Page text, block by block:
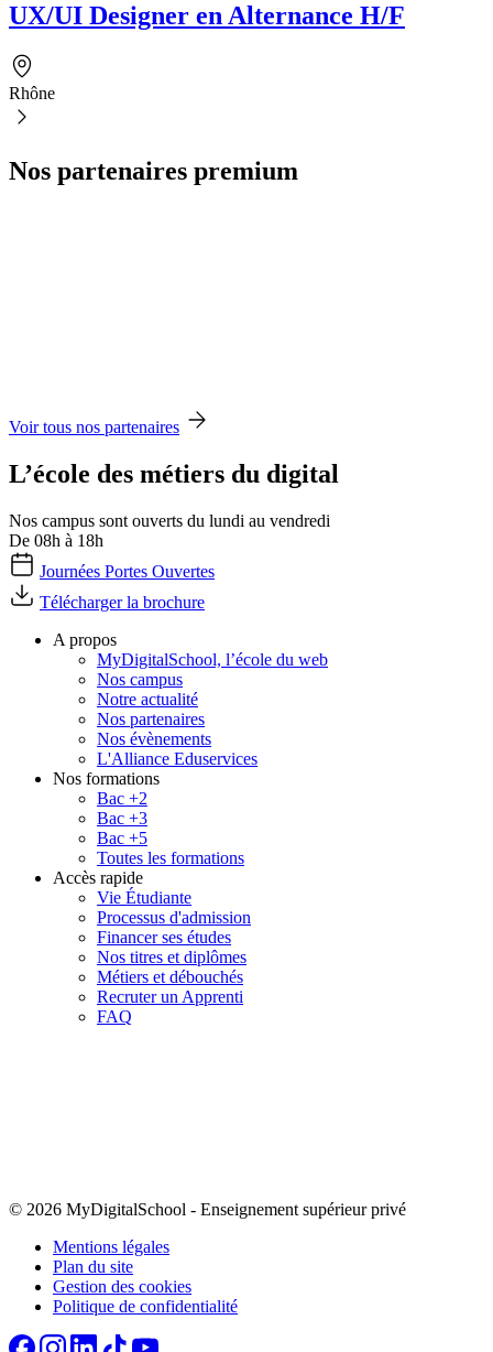
UX/UI Designer en Alternance H/F
Rhône
Nos partenaires premium
Voir tous nos partenaires
L’école des métiers du digital
Nos campus sont ouverts du lundi au vendredi
De 08h à 18h
Journées Portes Ouvertes
Télécharger la brochure
A propos
MyDigitalSchool, l’école du web
Nos campus
Notre actualité
Nos partenaires
Nos évènements
L'Alliance Eduservices
Nos formations
Bac +2
Bac +3
Bac +5
Toutes les formations
Accès rapide
Vie Étudiante
Processus d'admission
Financer ses études
Nos titres et diplômes
Métiers et débouchés
Recruter un Apprenti
FAQ
© 2026 MyDigitalSchool - Enseignement supérieur privé
Mentions légales
Plan du site
Gestion des cookies
Politique de confidentialité